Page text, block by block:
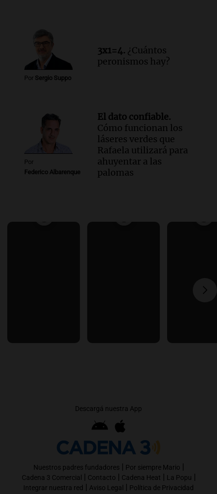
Por Sergio Suppo
3x1=4. ¿Cuántos
peronismos hay?
Por
Federico Albarenque
El dato confiable.
Cómo funcionan los
láseres verdes que
Rafaela utilizará para
ahuyentar a las
palomas
Descargá nuestra App
Nuestros padres fundadores | Por siempre Mario |
Cadena 3 Comercial | Contacto | Cadena Heat | La Popu |
Integrar nuestra red | Aviso Legal | Política de Privacidad